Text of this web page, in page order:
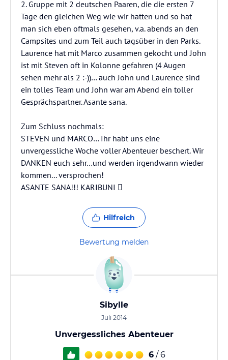
2. Gruppe mit 2 deutschen Paaren, die die ersten 7
Tage den gleichen Weg wie wir hatten und so hat
man sich eben oftmals gesehen, v.a. abends an den
Campsites und zum Teil auch tagsüber in den Parks.
Laurence hat mit Marco zusammen gekocht und John
ist mit Steven oft in Kolonne gefahren (4 Augen
sehen mehr als 2 :-))… auch John und Laurence sind
ein tolles Team und John war am Abend ein toller
Gesprächspartner. Asante sana.
Zum Schluss nochmals:
STEVEN und MARCO… Ihr habt uns eine
unvergessliche Woche voller Abenteuer beschert. Wir
DANKEN euch sehr…und werden irgendwann wieder
kommen... versprochen!
ASANTE SANA!!! KARIBUNI 
Hilfreich
Bewertung melden
Sibylle
Juli 2014
Unvergessliches Abenteuer
6 / 6